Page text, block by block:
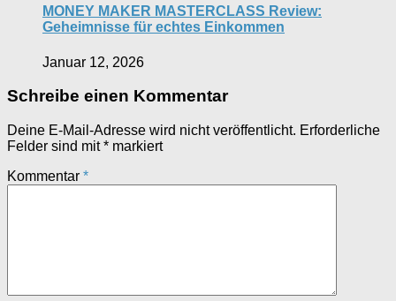
MONEY MAKER MASTERCLASS Review:
Geheimnisse für echtes Einkommen
Januar 12, 2026
Schreibe einen Kommentar
Deine E-Mail-Adresse wird nicht veröffentlicht. Erforderliche
Felder sind mit* markiert
Kommentar *